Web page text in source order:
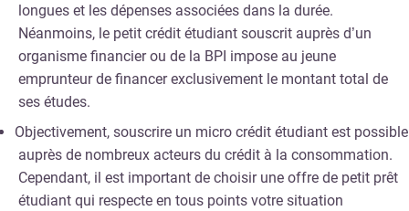
longues et les dépenses associées dans la durée.
Néanmoins, le petit crédit étudiant souscrit auprès d’un
organisme financier ou de la BPI impose au jeune
emprunteur de financer exclusivement le montant total de
ses études.
Objectivement, souscrire un micro crédit étudiant est possible
auprès de nombreux acteurs du crédit à la consommation.
Cependant, il est important de choisir une offre de petit prêt
étudiant qui respecte en tous points votre situation